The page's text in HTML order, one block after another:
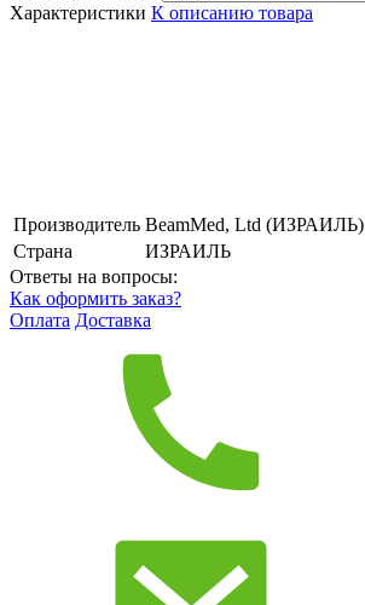
Характеристики К описанию товара
Производитель BeamMed, Ltd (ИЗРАИЛЬ)
Страна
ИЗРАИЛЬ
Ответы на вопросы:
Как оформить заказ?
Оплата Доставка